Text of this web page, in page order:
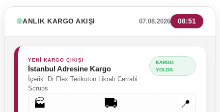
ANLIK KARGO AKIŞI 07.08.2026 08:51
YENİ KARGO ÇIKIŞI
İstanbul Adresine Kargo
İçerik: Dr Flex Terikoton Likralı Cerrahi
Scrubs
KARGO
YOLDA
🏭 🚚 📍